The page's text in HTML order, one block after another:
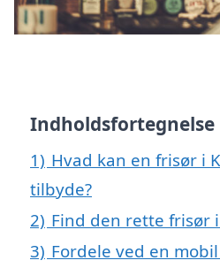
Indholdsfortegnelse
1) Hvad kan en frisør i
tilbyde?
2) Find den rette frisør
3) Fordele ved en